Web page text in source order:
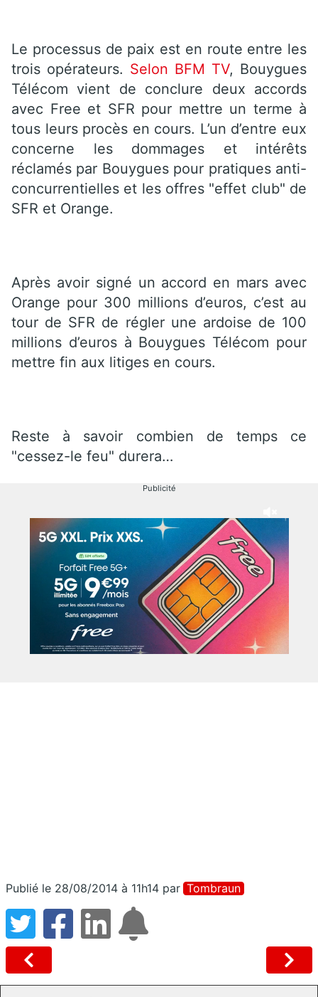
Le processus de paix est en route entre les
trois opérateurs. Selon BFM TV, Bouygues
Télécom vient de conclure deux accords
avec Free et SFR pour mettre un terme à
tous leurs procès en cours. L’un d’entre eux
concerne les dommages et intérêts
réclamés par Bouygues pour pratiques anti-
concurrentielles et les offres "effet club" de
SFR et Orange.
Après avoir signé un accord en mars avec
Orange pour 300 millions d’euros, c’est au
tour de SFR de régler une ardoise de 100
millions d’euros à Bouygues Télécom pour
mettre fin aux litiges en cours.
Reste à savoir combien de temps ce
"cessez-le feu" durera…
Publicité
Publié le 28/08/2014 à 11h14 par Tombraun